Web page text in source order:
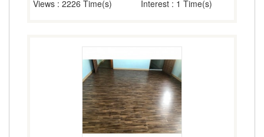
Views : 2226 Time(s) Interest : 1 Time(s)